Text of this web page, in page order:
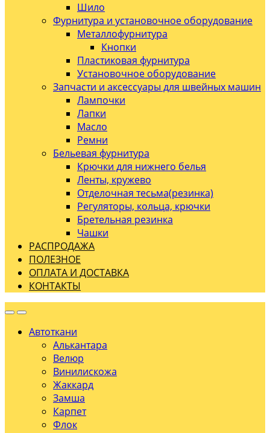
Шило
Фурнитура и установочное оборудование
Металлофурнитура
Кнопки
Пластиковая фурнитура
Установочное оборудование
Запчасти и аксессуары для швейных машин
Лампочки
Лапки
Масло
Ремни
Бельевая фурнитура
Крючки для нижнего белья
Ленты, кружево
Отделочная тесьма(резинка)
Регуляторы, кольца, крючки
Бретельная резинка
Чашки
РАСПРОДАЖА
ПОЛЕЗНОЕ
ОПЛАТА И ДОСТАВКА
КОНТАКТЫ
Автоткани
Алькантара
Велюр
Винилискожа
Жаккард
Замша
Карпет
Флок